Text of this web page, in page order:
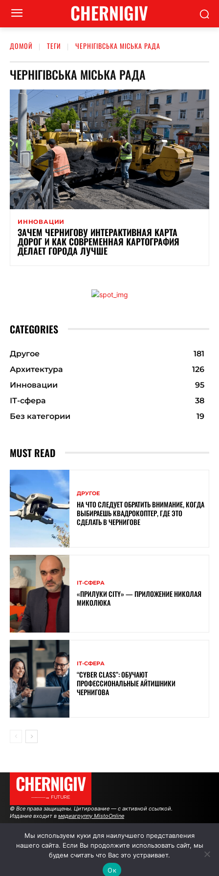
CHERNIGIV
ДОМОЙ ТЕГИ ЧЕРНІГІВСЬКА МІСЬКА РАДА
ЧЕРНІГІВСЬКА МІСЬКА РАДА
ИННОВАЦИИ
ЗАЧЕМ ЧЕРНИГОВУ ИНТЕРАКТИВНАЯ КАРТА
ДОРОГ И КАК СОВРЕМЕННАЯ КАРТОГРАФИЯ
ДЕЛАЕТ ГОРОДА ЛУЧШЕ
CATEGORIES
Другое
181
Архитектура
126
Инновации
95
ІТ-сфера
38
Без категории
19
MUST READ
ДРУГОЕ
НА ЧТО СЛЕДУЕТ ОБРАТИТЬ ВНИМАНИЕ, КОГДА
ВЫБИРАЕШЬ КВАДРОКОПТЕР, ГДЕ ЭТО
СДЕЛАТЬ В ЧЕРНИГОВЕ
ІТ-СФЕРА
«ПРИЛУКИ CITY» — ПРИЛОЖЕНИЕ НИКОЛАЯ
МИКОЛЮКА
ІТ-СФЕРА
“CYBER ​​CLASS”: ОБУЧАЮТ
ПРОФЕССИОНАЛЬНЫЕ АЙТИШНИКИ
ЧЕРНИГОВА
CHERNIGIV
———→ FUTURE
© Все права защищены. Цитирование — с активной ссылкой.
Издание входит в медиагруппу MistoOnline
АВТОРЫ РЕКЛАМА НА САЙТЕ
Мы используем куки для наилучшего представления
нашего сайта. Если Вы продолжите использовать сайт, мы
будем считать что Вас это устраивает.
Ок